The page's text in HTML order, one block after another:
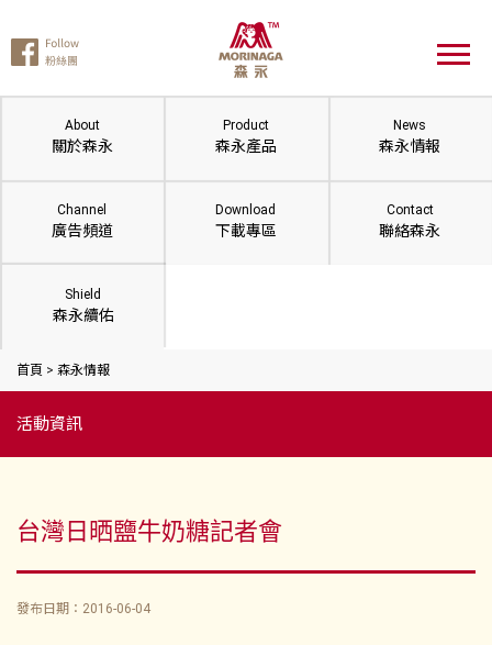
About
關於森永
Product
森永產品
News
森永情報
Channel
廣告頻道
Download
下載專區
Contact
聯絡森永
Shield
森永續佑
首頁 > 森永情報
活動資訊
台灣日晒鹽牛奶糖記者會
發布日期：2016-06-04